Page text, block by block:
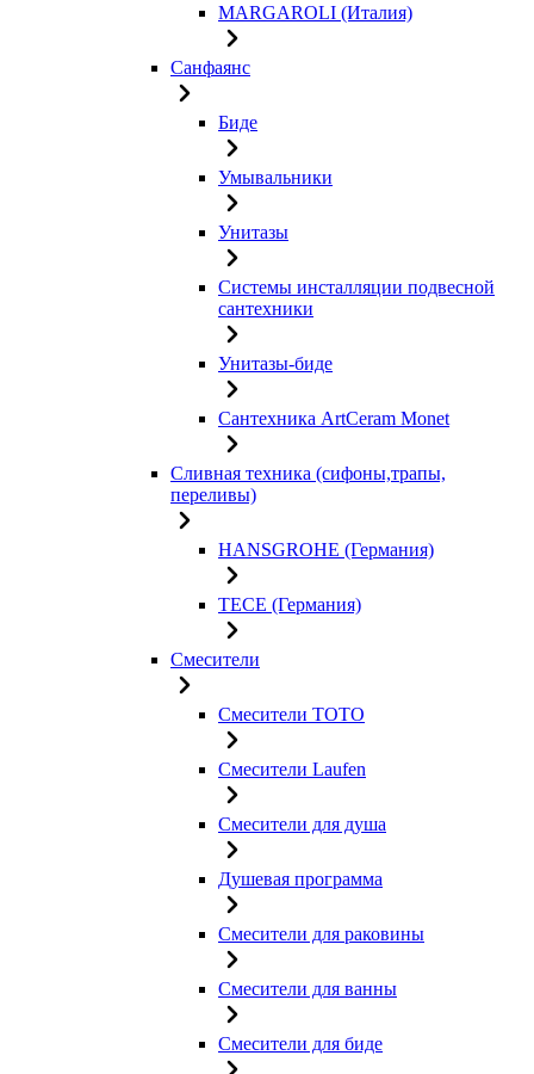
MARGAROLI (Италия)
Санфаянс
Биде
Умывальники
Унитазы
Системы инсталляции подвесной
сантехники
Унитазы-биде
Сантехника ArtCeram Monet
Сливная техника (сифоны,трапы,
переливы)
HANSGROHE (Германия)
TECE (Германия)
Смесители
Смесители TOTO
Смесители Laufen
Смесители для душа
Душевая программа
Смесители для раковины
Смесители для ванны
Смесители для биде